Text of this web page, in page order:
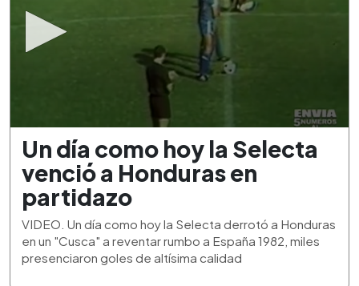
seconds
minute,
53
seconds
Un día como hoy la Selecta
venció a Honduras en
partidazo
VIDEO. Un día como hoy la Selecta derrotó a Honduras
en un "Cusca" a reventar rumbo a España 1982, miles
presenciaron goles de altísima calidad